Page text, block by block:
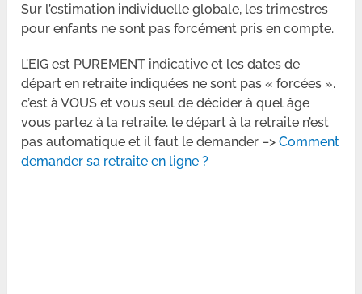
Sur l’estimation individuelle globale, les trimestres
pour enfants ne sont pas forcément pris en compte.
L’EIG est PUREMENT indicative et les dates de
départ en retraite indiquées ne sont pas « forcées ».
c’est à VOUS et vous seul de décider à quel âge
vous partez à la retraite. le départ à la retraite n’est
pas automatique et il faut le demander –>Comment
demander sa retraite en ligne ?